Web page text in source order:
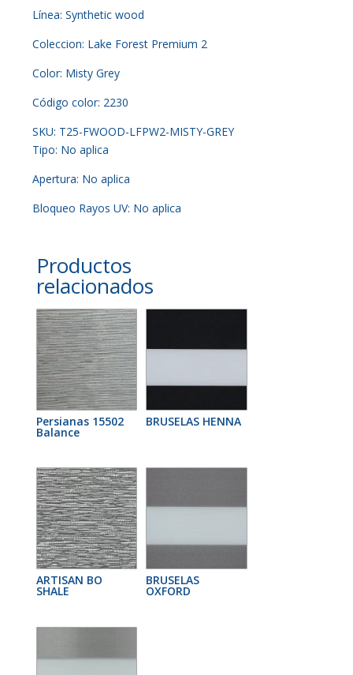
Línea: Synthetic wood
Coleccion: Lake Forest Premium 2
Color: Misty Grey
Código color: 2230
SKU: T25-FWOOD-LFPW2-MISTY-GREY
Tipo: No aplica
Apertura: No aplica
Bloqueo Rayos UV: No aplica
Productos
relacionados
Persianas 15502
Balance
BRUSELAS HENNA
ARTISAN BO
SHALE
BRUSELAS
OXFORD